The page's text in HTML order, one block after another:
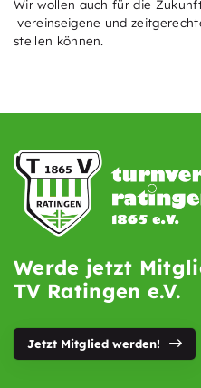
Wir wollen auch für die
vereinseigene und
stellen können.
Werde jetzt
TV Ratingen e.V.
Jetzt Mitglied werden!